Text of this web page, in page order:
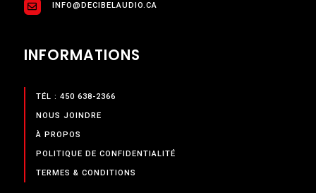
INFO@DECIBELAUDIO.CA
INFORMATIONS
TÉL : 450 638-2366
NOUS JOINDRE
À PROPOS
POLITIQUE DE CONFIDENTIALITÉ
TERMES & CONDITIONS